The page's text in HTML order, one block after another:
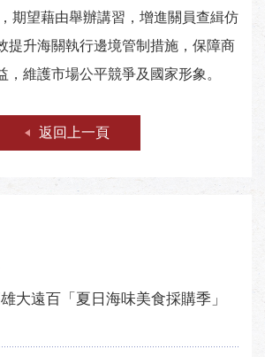
期望藉由舉辦講習，增進關員查緝仿
提升海關執行邊境管制措施，保障商
維護市場公平競爭及國家形象。
返回上一頁
大遠百「夏日海味美食採購季」